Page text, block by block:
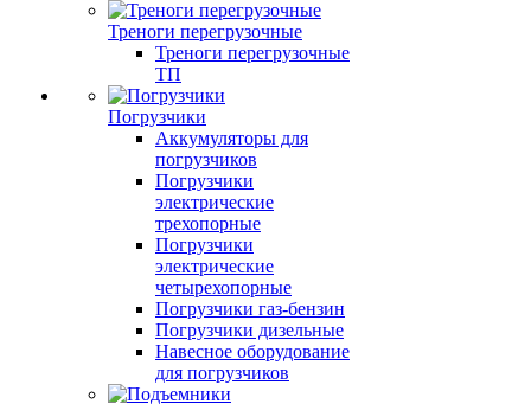
Треноги перегрузочные
Треноги перегрузочные
ТП
Погрузчики
Аккумуляторы для
погрузчиков
Погрузчики
электрические
трехопорные
Погрузчики
электрические
четырехопорные
Погрузчики газ-бензин
Погрузчики дизельные
Навесное оборудование
для погрузчиков